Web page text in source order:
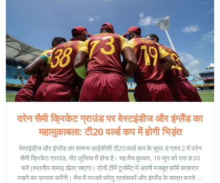
दरेन सैमी क्रिकेट ग्राउंड पर वेस्टइंडीज और इंग्लैंड का
महामुकाबला: टी20 वर्ल्ड कप में होगी भिड़ंत
वेस्टइंडीज और इंग्लैंड का सामना आईसीसी टी20 वर्ल्ड कप के सुपर 8 ग्रुप 2 में दरेन
सैमी क्रिकेट ग्राउंड, सेंट लूसिया में होना है। यह मैच बुधवार, 19 जून को रात 8:30
बजे (स्थानीय समय) खेला जाएगा। दोनों टीमें टूर्नामेंट में अपनी मजबूत फॉर्म बरकरार
रखने का प्रयास करेंगी। मैच में गरजते घरेलू प्रशंसकों और इंग्लैंड के यात्रा करते हुए